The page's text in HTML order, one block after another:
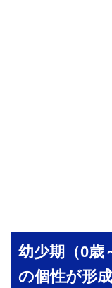
幼少期（0歳
の個性が形